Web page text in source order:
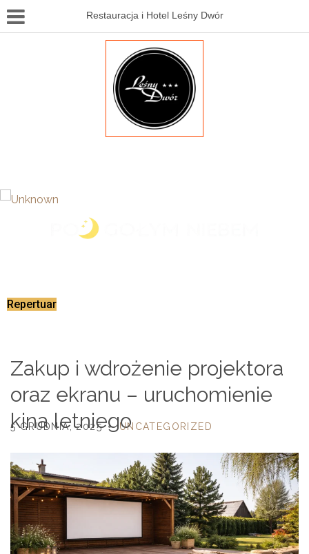
Restauracja i Hotel Leśny Dwór
Repertuar
Zakup i wdrożenie projektora
oraz ekranu – uruchomienie
kina letniego
5 GRUDNIA, 2025 UNCATEGORIZED